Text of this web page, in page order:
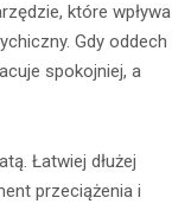
które wpływa
Gdy oddech
spokojniej, a
Łatwiej dłużej
przeciążenia i